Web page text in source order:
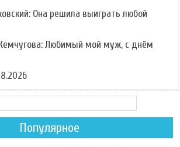
Она решила выиграть любой
Любимый мой муж, с днём
Популярное